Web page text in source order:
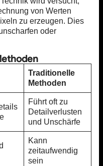
von Werten
zu erzeugen. Dies
oder
Traditionelle
Methoden
Führt oft zu
Detailverlusten
und Unschärfe
Kann
zeitaufwendig
sein